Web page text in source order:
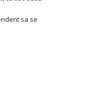
sa se